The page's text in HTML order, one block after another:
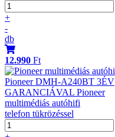
+
-
db
12.990 Ft
Pioneer DMH-A240BT 3ÉV
GARANCIÁVAL Pioneer
multimédiás autóhifi
telefon tükrözéssel